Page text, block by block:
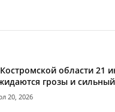
области 21
грозы и сильный
20, 2026